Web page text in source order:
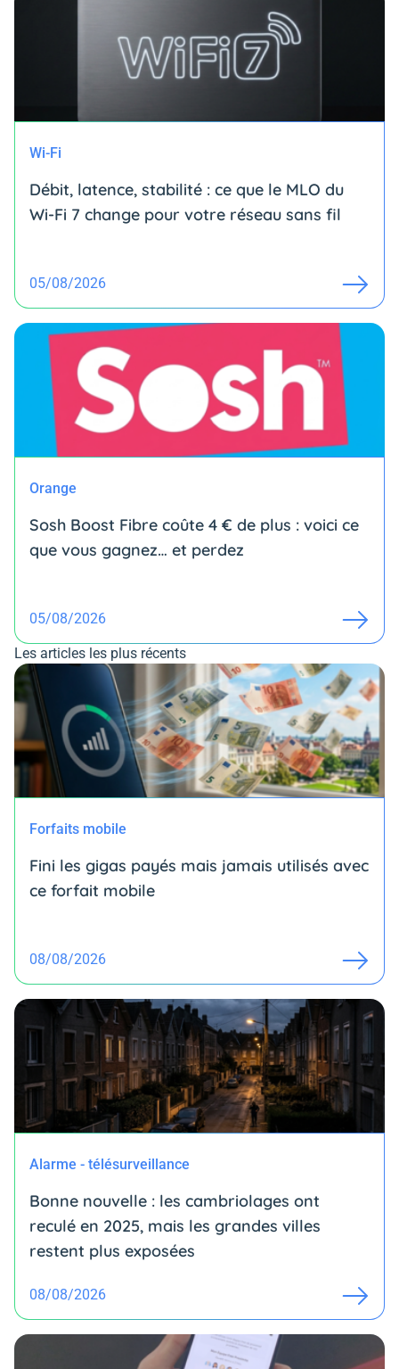
Wi-Fi
Débit, latence, stabilité : ce que le MLO du
Wi-Fi 7 change pour votre réseau sans fil
05/08/2026
Orange
Sosh Boost Fibre coûte 4 € de plus : voici ce
que vous gagnez… et perdez
05/08/2026
Les articles les plus récents
Forfaits mobile
Fini les gigas payés mais jamais utilisés avec
ce forfait mobile
08/08/2026
Alarme - télésurveillance
Bonne nouvelle : les cambriolages ont
reculé en 2025, mais les grandes villes
restent plus exposées
08/08/2026